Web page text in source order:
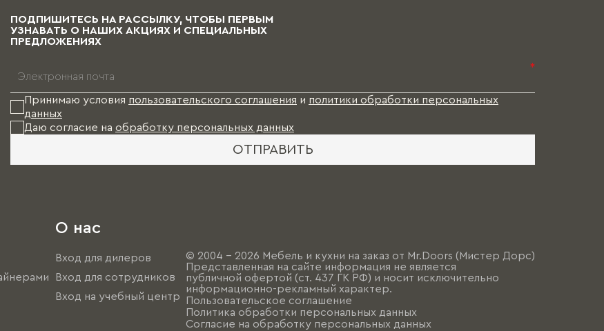
ПОДПИШИТЕСЬ НА РАССЫЛКУ, ЧТОБЫ ПЕРВЫМ
УЗНАВАТЬ О НАШИХ АКЦИЯХ И СПЕЦИАЛЬНЫХ
ПРЕДЛОЖЕНИЯХ
*
Принимаю условия пользовательского соглашения и политики обработки персональных
данных
Даю согласие на обработку персональных данных
ОТПРАВИТЬ
О нас
Вход для дилеров
Вход для сотрудников
Вход на учебный центр
© 2004 - 2026 Мебель и кухни на заказ от Mr.Doors (Мистер Дорс)
Представленная на сайте информация не является
публичной офертой (ст. 437 ГК РФ) и носит исключительно
информационно-рекламный характер.
Пользовательское соглашение
Политика обработки персональных данных
Согласие на обработку персональных данных